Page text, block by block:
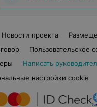
Новости проекта
Пользовательское
Написать
настройки cookie